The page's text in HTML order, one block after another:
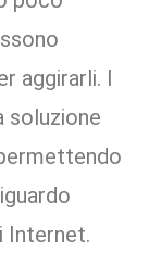
aggirarli. I
soluzione
Internet.